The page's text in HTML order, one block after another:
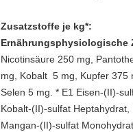
Zusatzstoffe je kg*:
Ernährungsphysiologische
Nicotinsäure 250 mg,
mg, Kobalt 5 mg, Kupfer 375
Selen 5 mg. * E1 Eisen-(II)-
Kobalt-(II)-sulfat
Mangan-(II)-sulfat